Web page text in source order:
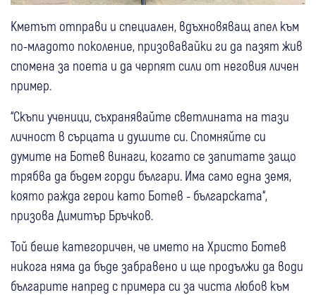
Кметът отправи и специален, вдъхновяващ апел към
по-младото поколение, призовавайки ги да пазят жив
спомена за поета и да черпят сили от неговия личен
пример.
“Скъпи ученици, съхранявайте светлината на тази
личност в сърцата и душите си. Спомняйте си
думите на Ботев винаги, когато се запитате защо
трябва да бъдем горди българи. Има само една земя,
която ражда герои като Ботев - българската“,
призова Димитър Бръчков.
Той беше категоричен, че името на Христо Ботев
никога няма да бъде забравено и ще продължи да води
българите напред с примера си за чиста любов към